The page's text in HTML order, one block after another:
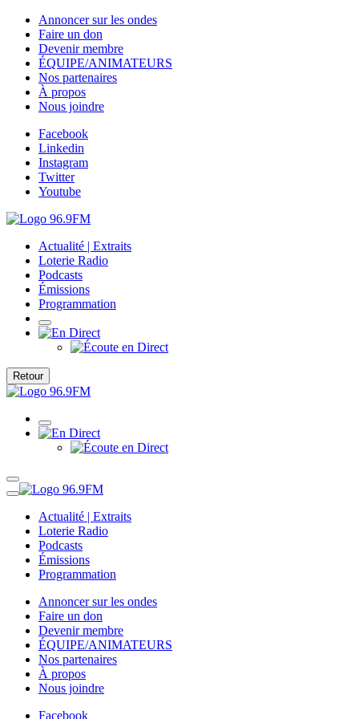
Annoncer sur les ondes
Faire un don
Devenir membre
ÉQUIPE/ANIMATEURS
Nos partenaires
À propos
Nous joindre
Facebook
Linkedin
Instagram
Twitter
Youtube
Actualité | Extraits
Loterie Radio
Podcasts
Émissions
Programmation
Retour
Actualité | Extraits
Loterie Radio
Podcasts
Émissions
Programmation
Annoncer sur les ondes
Faire un don
Devenir membre
ÉQUIPE/ANIMATEURS
Nos partenaires
À propos
Nous joindre
Facebook